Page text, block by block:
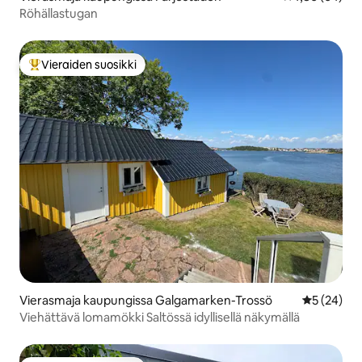
Röhällastugan
Vieraiden suosikkien parhaimmistoa
Vieraiden suosikki
Vierasmaja kaupungissa Galgamarken-Trossö
5 (24)
Viehättävä lomamökki Saltössä idyllisellä näkymällä